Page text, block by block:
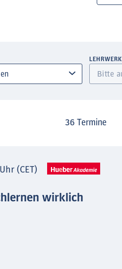
LEHRWERK
36 Termine
(CET)
wirklich